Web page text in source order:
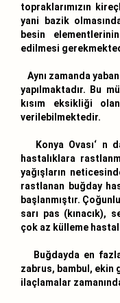
topraklarımızın
yani bazik
besin
edilmesi
Aynı zamanda
yapılmaktadır. Bu
kısım eksikliği
verilebilmektedir.
Konya Ovası‘ n
hastalıklara
yağışların
rastlanan buğday
başlanmıştır.
sarı pas (kınacık),
çok az külleme
Buğdayda en fazla
zabrus, bambul, ekin
ilaçlamalar